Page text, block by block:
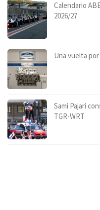
Calendario
2026/27
Una vuelta
Sami Pajari
TGR-WRT